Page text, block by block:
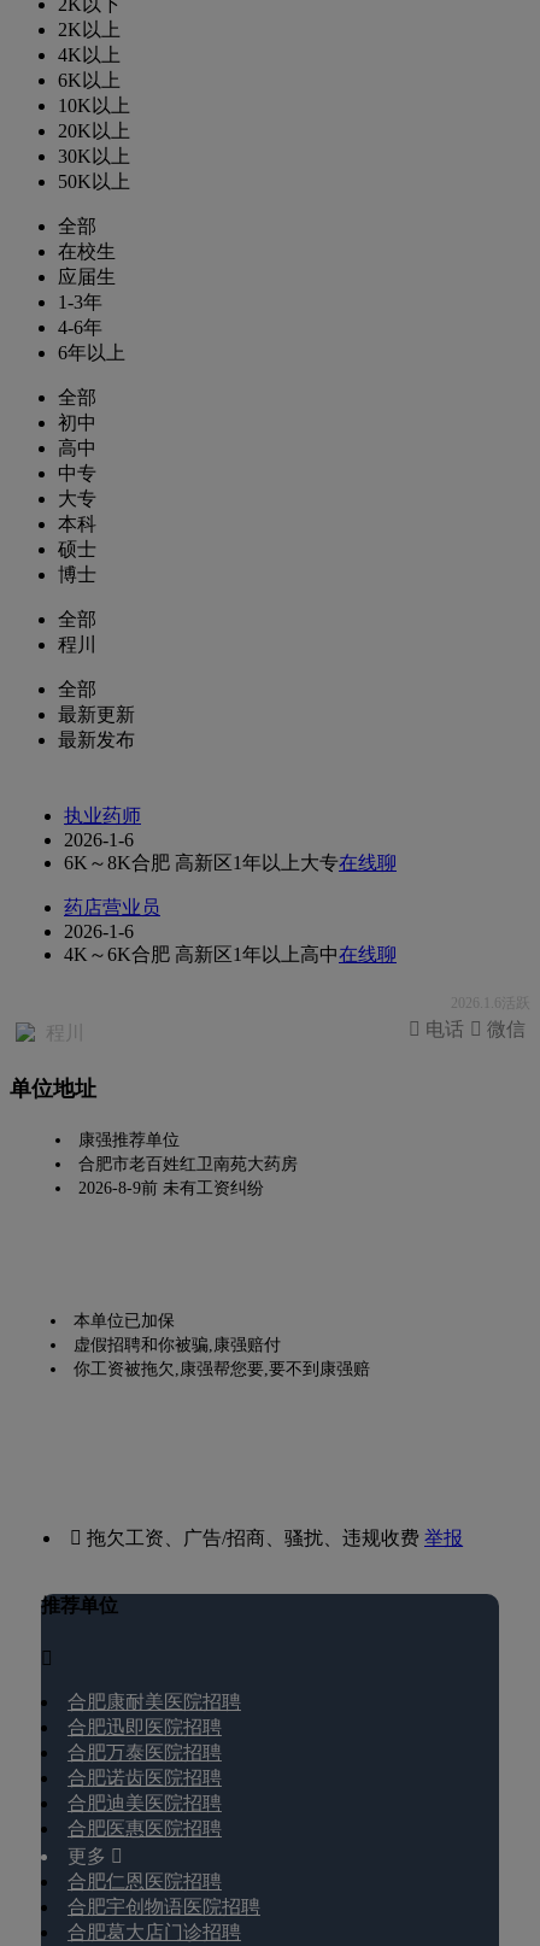
2K以上
4K以上
6K以上
10K以上
20K以上
30K以上
50K以上
全部
在校生
应届生
1-3年
4-6年
6年以上
全部
初中
高中
中专
大专
本科
硕士
博士
全部
程川
全部
最新更新
最新发布
执业药师
2026-1-6
6K～8K合肥 高新区1年以上大专在线聊
药店营业员
2026-1-6
4K～6K合肥 高新区1年以上高中在线聊
2026.1.6活跃
程川  微信
 电话
单位地址
康强推荐单位
合肥市老百姓红卫南苑大药房
2026-8-9前 未有工资纠纷
本单位已加保
虚假招聘和你被骗,康强赔付
你工资被拖欠,康强帮您要,要不到康强赔
 拖欠工资、广告/招商、骚扰、违规收费举报
推荐单位

合肥康耐美医院招聘
合肥迅即医院招聘
合肥万泰医院招聘
合肥诺齿医院招聘
合肥迪美医院招聘
合肥医惠医院招聘
更多 
合肥仁恩医院招聘
合肥宇创物语医院招聘
合肥葛大店门诊招聘